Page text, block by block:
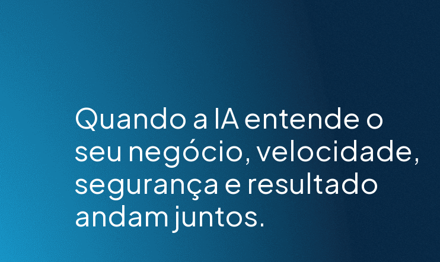
Quando a IA entende o
seu negócio, velocidade,
segurança e resultado
andam juntos.